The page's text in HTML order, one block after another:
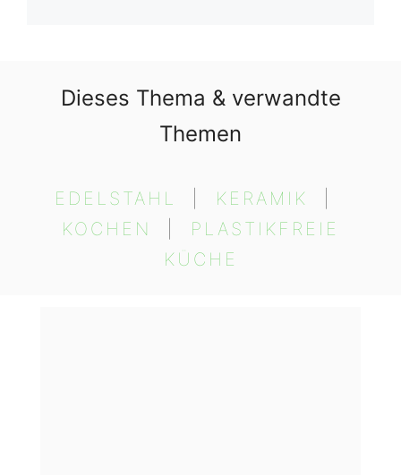
Dieses Thema & verwandte
Themen
EDELSTAHL KERAMIK
KOCHEN
PLASTIKFREIE
KÜCHE